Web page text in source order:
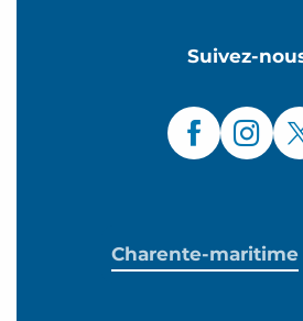
Suivez-
Charente-maritime